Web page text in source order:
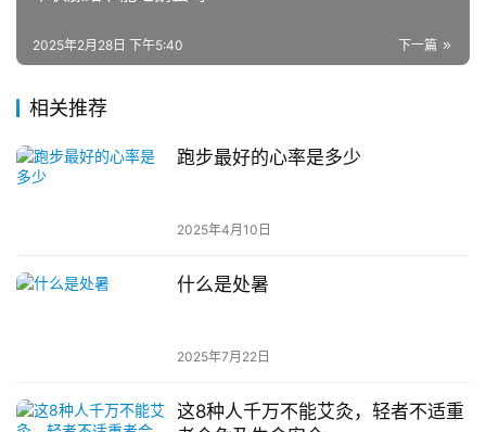
下一篇
2025年2月28日 下午5:40
相关推荐
跑步最好的心率是多少
2025年4月10日
什么是处暑
2025年7月22日
这8种人千万不能艾灸，轻者不适重